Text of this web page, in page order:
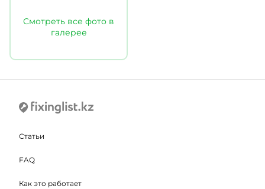
Смотреть все фото в
галерее
Статьи
FAQ
Как это работает